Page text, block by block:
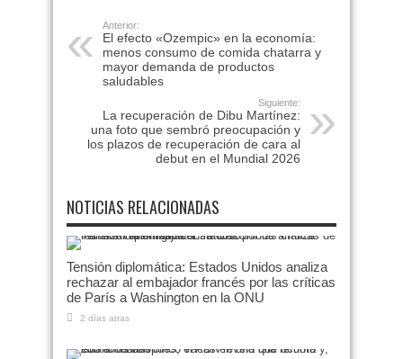
Anterior:
El efecto «Ozempic» en la economía:
menos consumo de comida chatarra y
mayor demanda de productos
saludables
Siguiente:
La recuperación de Dibu Martínez:
una foto que sembró preocupación y
los plazos de recuperación de cara al
debut en el Mundial 2026
NOTICIAS RELACIONADAS
Tensión diplomática: Estados Unidos analiza
rechazar al embajador francés por las críticas
de París a Washington en la ONU
2 días atras